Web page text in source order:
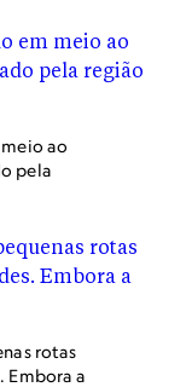
ao
pela
rotas
Embora a